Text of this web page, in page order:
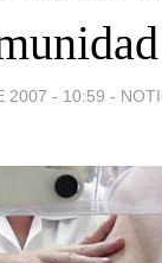
2007 - 10:59 -